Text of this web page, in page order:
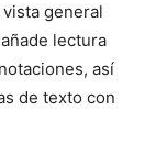
general
lectura
así
de texto con